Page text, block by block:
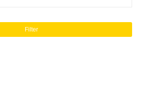
Filter